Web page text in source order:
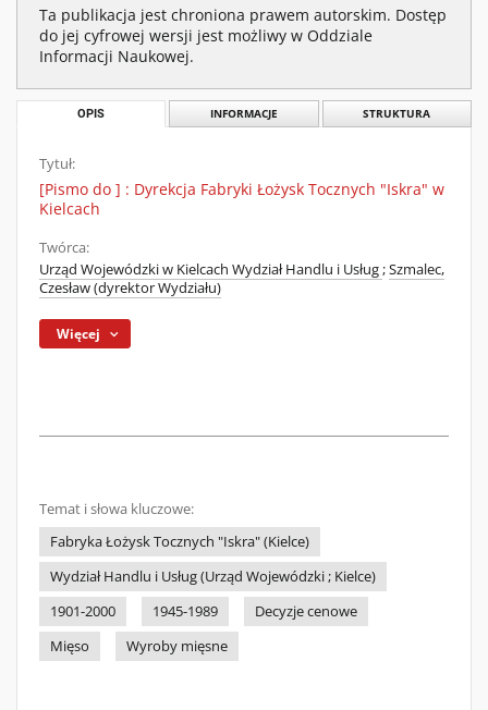
Ta publikacja jest chroniona prawem autorskim. Dostęp
do jej cyfrowej wersji jest możliwy w Oddziale
Informacji Naukowej.
OPIS INFORMACJE STRUKTURA
Tytuł:
[Pismo do ] : Dyrekcja Fabryki Łożysk Tocznych "Iskra" w
Kielcach
Twórca:
Urząd Wojewódzki w Kielcach Wydział Handlu i Usług;Szmalec,
Czesław (dyrektor Wydziału)
Więcej
Temat i słowa kluczowe:
Fabryka Łożysk Tocznych "Iskra" (Kielce)
Wydział Handlu i Usług (Urząd Wojewódzki ; Kielce)
1901-2000
1945-1989
Decyzje cenowe
Mięso
Wyroby mięsne